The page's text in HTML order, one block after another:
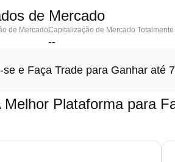
de Mercado
de MercadoCapitalização de Mercado
--
se e Faça Trade para Ganhar até
Plataforma para